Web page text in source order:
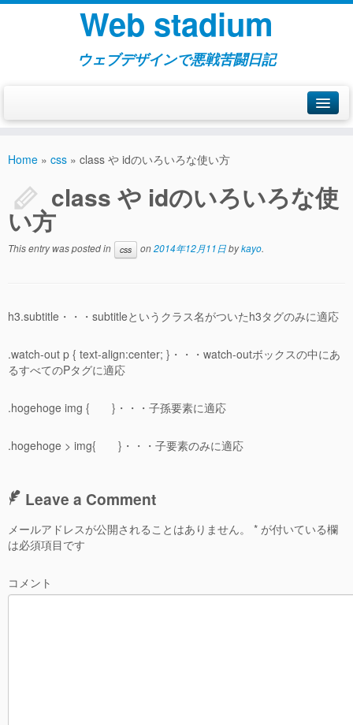
Web stadium
ウェブデザインで悪戦苦闘日記
html
css
変数
wordpress
プラグイン
さくらインターネット
ブックレビュー
Home » css » class や idのいろいろな使い方
class や idのいろいろな使
い方
This entry was posted in css on2014年12月11日bykayo.
h3.subtitle・・・subtitleというクラス名がついたh3タグのみに適応
.watch-out p { text-align:center; }・・・watch-outボックスの中にあ
るすべてのPタグに適応
.hogehoge img { }・・・子孫要素に適応
.hogehoge > img{ }・・・子要素のみに適応
Leave a Comment
メールアドレスが公開されることはありません。 * が付いている欄
は必須項目です
コメント